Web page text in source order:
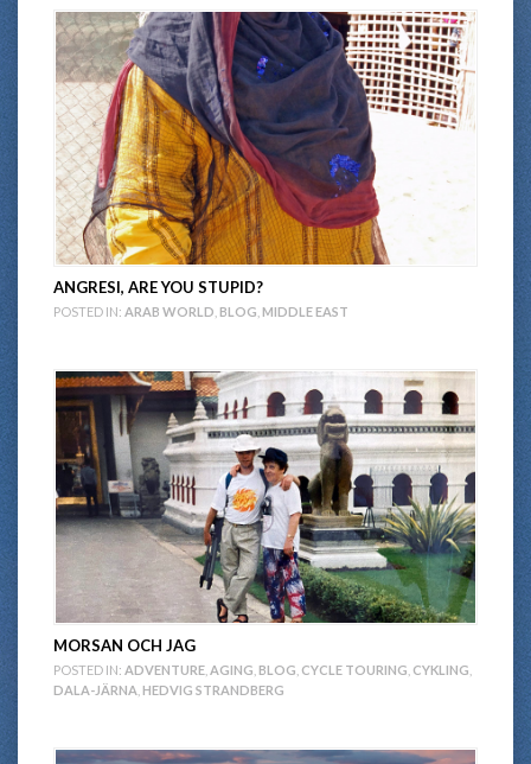
ANGRESI, ARE YOU STUPID?
POSTED IN: ARAB WORLD BLOG MIDDLE EAST
MORSAN OCH JAG
POSTED IN: ADVENTURE AGING BLOG CYCLE TOURING CYKLING
DALA-JÄRNA HEDVIG STRANDBERG